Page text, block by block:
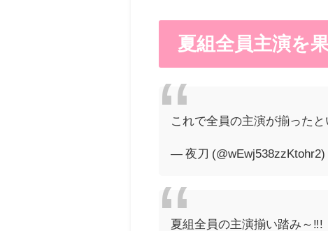
夏組全員主演を
これで全員の主演が揃った
— 夜刀 (@wEwj538zzKtohr2)
夏組全員の主演揃い踏み～‼!